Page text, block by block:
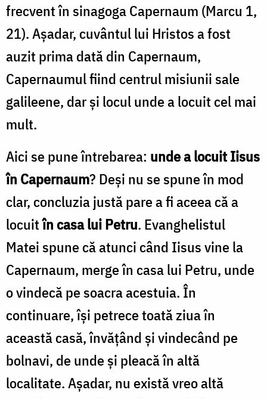
frecvent în sinagoga Capernaum (Marcu 1,
21). Așadar, cuvântul lui Hristos a fost
auzit prima dată din Capernaum,
Capernaumul fiind centrul misiunii sale
galileene, dar și locul unde a locuit cel mai
mult.
Aici se pune întrebarea: unde a locuit Iisus
în Capernaum? Deși nu se spune în mod
clar, concluzia justă pare a fi aceea că a
locuitîn casa lui Petru. Evanghelistul
Matei spune că atunci când Iisus vine la
Capernaum, merge în casa lui Petru, unde
o vindecă pe soacra acestuia. În
continuare, își petrece toată ziua în
această casă, învățând și vindecând pe
bolnavi, de unde și pleacă în altă
localitate. Așadar, nu există vreo altă